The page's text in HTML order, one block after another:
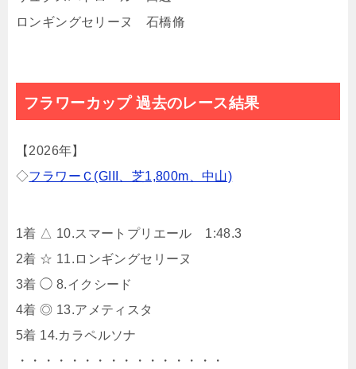
ロンギングセリーヌ 石橋脩
フラワーカップ 過去のレース結果
【2026年】
◇フラワーＣ(GIII、芝1,800m、中山)
1着 △ 10.スマートプリエール 1:48.3
2着 ☆ 11.ロンギングセリーヌ
3着 ◯ 8.イクシード
4着 ◎ 13.アメティスタ
5着 14.カラペルソナ
・・・・・・・・・・・・・・・・